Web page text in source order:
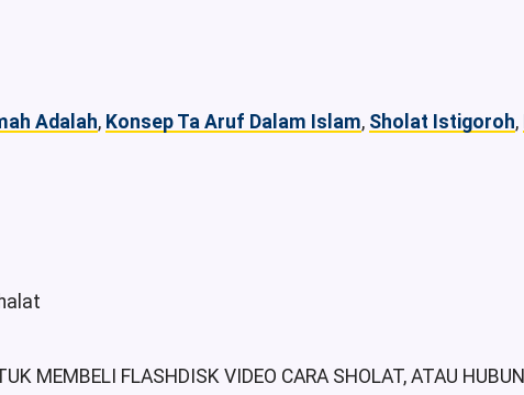
Adalah, Konsep Ta Aruf Dalam Islam, Sholat Istigoroh,
MEMBELI FLASHDISK VIDEO CARA SHOLAT, ATAU